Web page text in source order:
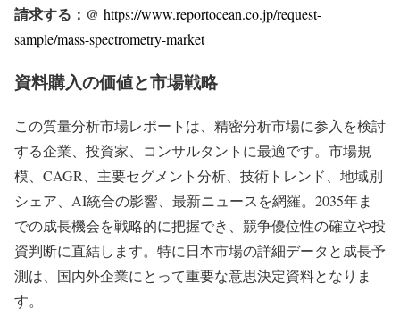
請求する：@ https://www.reportocean.co.jp/request-
sample/mass-spectrometry-market
資料購入の価値と市場戦略
この質量分析市場レポートは、精密分析市場に参入を検討
する企業、投資家、コンサルタントに最適です。市場規
模、CAGR、主要セグメント分析、技術トレンド、地域別
シェア、AI統合の影響、最新ニュースを網羅。2035年ま
での成長機会を戦略的に把握でき、競争優位性の確立や投
資判断に直結します。特に日本市場の詳細データと成長予
測は、国内外企業にとって重要な意思決定資料となりま
す。